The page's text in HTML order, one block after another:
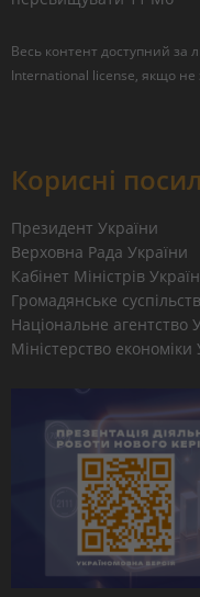
Весь контент доступний за
International license, якщо не
Корисні
Президент України
Верховна Рада України
Кабінет Міністрів
Громадянське
Національне агентство
Міністерство економіки